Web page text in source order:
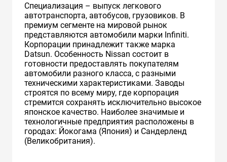
Специализация – выпуск легкового
автотранспорта, автобусов, грузовиков. В
премиум сегменте на мировой рынок
представляются автомобили марки Infiniti.
Корпорации принадлежит также марка
Datsun. Особенность Nissan состоит в
готовности предоставлять покупателям
автомобили разного класса, с разными
техническими характеристиками. Заводы
строятся по всему миру, где корпорация
стремится сохранять исключительно высокое
японское качество. Наиболее значимые и
технологичные предприятия расположены в
городах: Йокогама (Япония) и Сандерленд
(Великобритания).